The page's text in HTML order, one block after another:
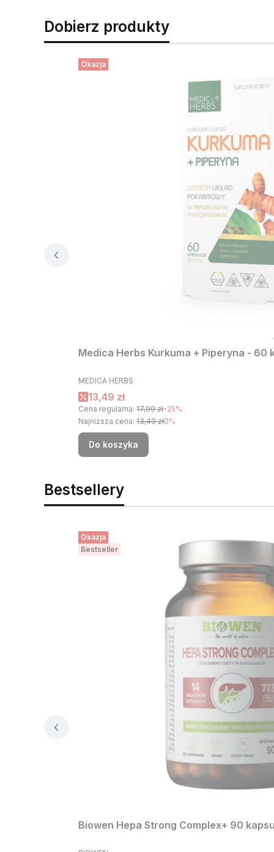
Dobierz produkty
Okazja
Medica Herbs Kurkuma + Piperyna -
PRODUCENT
MEDICA HERBS
Cena promocyjna
13,49 zł
Cena regularna: 17,99 zł-25%
Najniższa cena: 13,49 zł0%
Do koszyka
Bestsellery
Okazja
Bestseller
Biowen Hepa Strong Complex+ 90
PRODUCENT